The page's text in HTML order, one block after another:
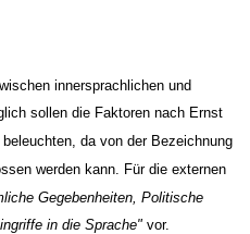
innersprachlichen und
sollen die Faktoren nach Ernst
da von der Bezeichnung
werden kann. Für die externen
Gegebenheiten, Politische
in die Sprache" vor.